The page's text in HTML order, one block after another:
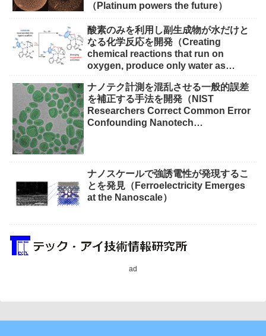
（Platinum powers the future）
酸素のみを利用し副生成物が水だけと
なる化学反応を開発（Creating
chemical reactions that run on
oxygen, produce only water as
ナノテク計測を混乱させる一般的誤差
を補正する手法を開発（NIST
Researchers Correct Common Error
Confounding Nanotech
ナノスケールで強誘電性が発現するこ
とを発見（Ferroelectricity Emerges
at the Nanoscale）
ad